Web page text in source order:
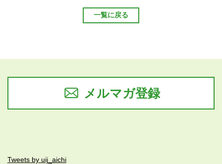
一覧に戻る
メルマガ登録
Tweets by uij_aichi